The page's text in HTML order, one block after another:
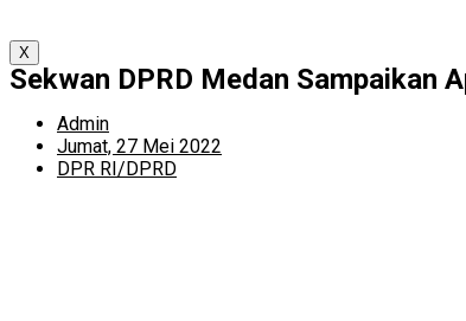
X
Sekwan DPRD Medan Sampaikan
Admin
Jumat, 27 Mei 2022
DPR RI/DPRD